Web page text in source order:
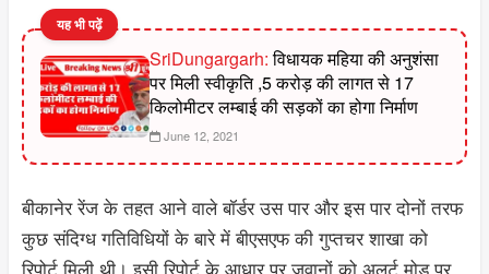
यह भी पढ़ें
SriDungargarh:विधायक महिया की अनुशंसा
पर मिली स्वीकृति ,5 करोड़ की लागत से 17
किलोमीटर लम्बाई की सड़कों का होगा निर्माण
June 12, 2021
बीकानेर रेंज के तहत आने वाले बॉर्डर उस पार और इस पार दोनों तरफ
कुछ संदिग्ध गतिविधियों के बारे में बीएसएफ की गुप्तचर शाखा को
रिपोर्ट मिली थी। इसी रिपोर्ट के आधार पर जवानों को अलर्ट मोड पर